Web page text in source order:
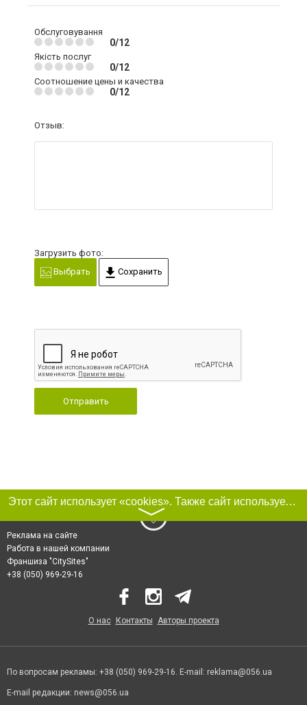
Обслуговування
0/12
Якість послуг
0/12
Соотношение цены и качества
0/12
Отзыв:
Загрузить фото:
Выбрать
Сохранить
Отправить
Этот сайт использует «cookies». Также сайт использует интернет-сервис для сбора технических данных касательно посетителей с целью получения маркетинговой и статистической информации. Условия обработки данных посетителей сайта см.
〉
Реклама на сайте
Работа в нашей компании
Франшиза "CitySites"
+38 (050) 969-29-16
О нас Контакты Авторы проекта
По вопросам рекламы: +38 (050) 969-29-16. E-mail: reklama@056.ua
E-mail редакции: news@056.ua